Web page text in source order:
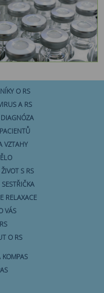
O RS
A RS
VZTAHY
S RS
RELAXACE
VÁS
O RS
KOMPAS